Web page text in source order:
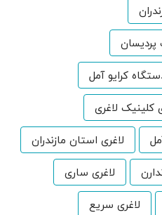
کرایو آمل
کلینیک لاغری
لاغری استان مازندران
لاغری ساری
لاغری سریع